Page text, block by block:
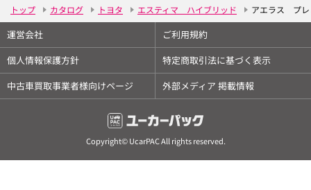
トップ カタログ トヨタ エスティマ ハイブリッド アエラス プレ
運営会社
ご利用規約
個人情報保護方針
特定商取引法に基づく表示
中古車買取事業者様向けページ
外部メディア 掲載情報
Copyright© UcarPAC All rights reserved.